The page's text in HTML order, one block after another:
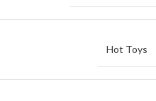
Hot Toys